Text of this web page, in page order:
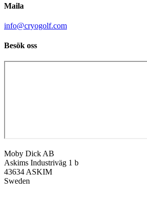
Maila
info@cryogolf.com
Besök oss
Moby Dick AB
Askims Industriväg 1 b
43634 ASKIM
Sweden